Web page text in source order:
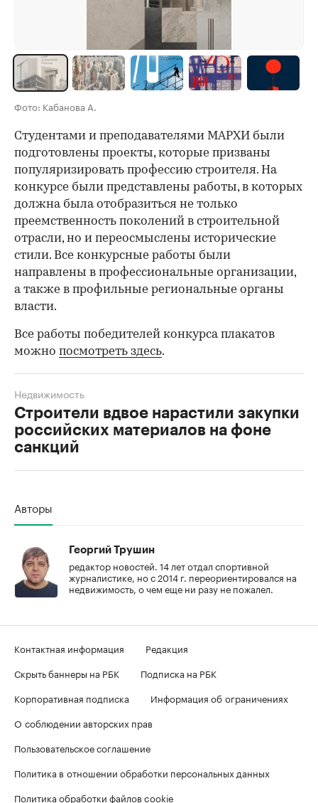
Фото: Кабанова А.
Студентами и преподавателями МАРХИ были
подготовлены проекты, которые призваны
популяризировать профессию строителя. На
конкурсе были представлены работы, в которых
должна была отобразиться не только
преемственность поколений в строительной
отрасли, но и переосмыслены исторические
стили. Все конкурсные работы были
направлены в профессиональные организации,
а также в профильные региональные органы
власти.
00:00 / 00:00
Все работы победителей конкурса плакатов
можно посмотреть здесь.
Строители вдвое нарастили закупки
российских материалов на фоне
санкций
Недвижимость
Авторы
Георгий Трушин
редактор новостей. 14 лет отдал спортивной
журналистике, но с 2014 г. переориентировался на
недвижимость, о чем еще ни разу не пожалел.
Контактная информация
Редакция
Скрыть баннеры на РБК
Подписка на РБК
Корпоративная подписка
Информация об ограничениях
О соблюдении авторских прав
Пользовательское соглашение
Политика в отношении обработки персональных данных
Политика обработки файлов cookie